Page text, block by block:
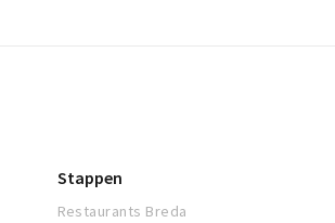
Stappen
Restaurants Breda